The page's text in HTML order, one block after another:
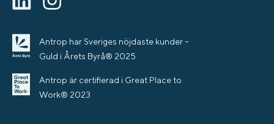
Antrop har Sveriges nöjdaste kunder –
Guld i Årets Byrå® 2025
Antrop är certifierad i Great Place to
Work® 2023